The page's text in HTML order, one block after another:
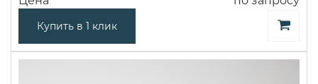
Купить в 1 клик